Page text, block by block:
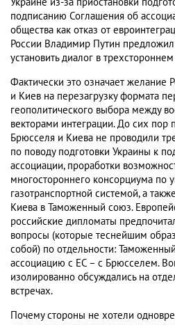
подписанию Соглашения об
общества как отказ от
России Владимир Путин
установить диалог в
Фактически это означает желание
и Киев на перезагрузку формата
геополитического выбора между
векторами интеграции. До сих пор
Брюсселя и Киева не проводили
по поводу подготовки Украины к
ассоциации, проработки
многостороннего консорциума по
газотранспортной системой, а
Киева в Таможенный союз.
российские дипломаты
вопросы (которые теснейшим
собой) по отдельности:
ассоциацию с ЕС – с Брюсселем.
изолированно обсуждались на
встречах.
Почему стороны не хотели